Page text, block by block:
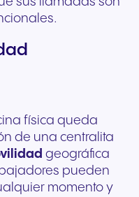
física queda
de una centralita
geográfica
pueden
momento y